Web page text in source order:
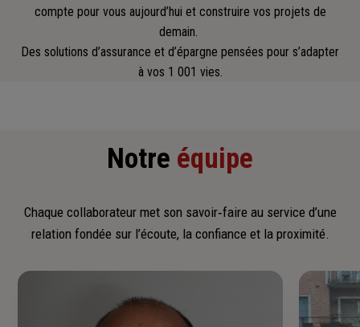
compte pour vous aujourd’hui et construire vos projets de
demain.
Des solutions d’assurance et d’épargne pensées pour s’adapter
à vos 1 001 vies.
Notre équipe
Chaque collaborateur met son savoir‑faire au service d’une
relation fondée sur l’écoute, la confiance et la proximité.